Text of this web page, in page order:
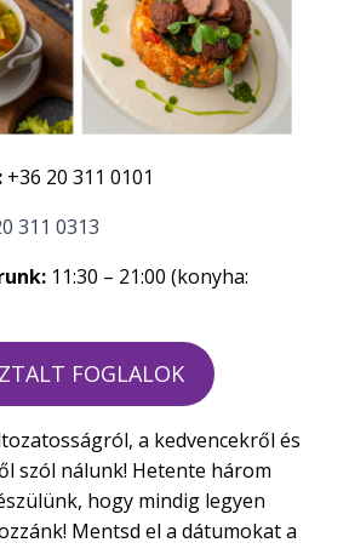
+36 20 311 0101
311 0313
11:30 – 21:00 (konyha:
FOGLALOK
a kedvencekről és
szól nálunk! Hetente három
hogy mindig legyen
Mentsd el a dátumokat a